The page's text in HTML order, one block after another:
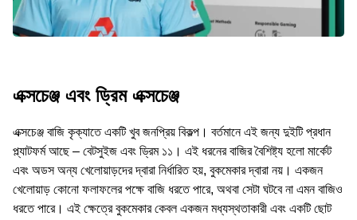
এক্সচেঞ্জ এবং ড্রিম এক্সচেঞ্জ
এক্সচেঞ্জ বাজি কৃক্যাতে একটি খুব জনপ্রিয় বিকল্প। বর্তমানে এই জন্য দুইটি প্রধান
প্ল্যাটফর্ম আছে – বেটসুইজ এবং ড্রিম ১১। এই ধরনের বাজির বৈশিষ্ট্য হলো মার্কেট
এবং অডস অন্য খেলোয়াড়দের দ্বারা নির্ধারিত হয়, বুকমেকার দ্বারা নয়। একজন
খেলোয়াড় কোনো ফলাফলের পক্ষে বাজি ধরতে পারে, অথবা সেটা ঘটবে না এমন বাজিও
ধরতে পারে। এই ক্ষেত্রে বুকমেকার কেবল একজন মধ্যস্থতাকারী এবং একটি ছোট